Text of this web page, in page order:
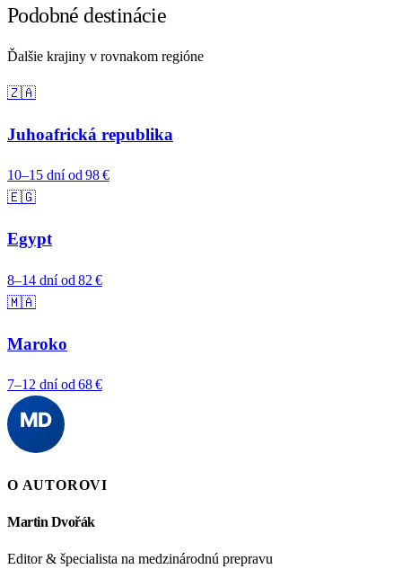
Podobné destinácie
Ďalšie krajiny v rovnakom regióne
🇿🇦
Juhoafrická republika
10–15 dní od 98 €
🇪🇬
Egypt
8–14 dní od 82 €
🇲🇦
Maroko
7–12 dní od 68 €
O AUTOROVI
Martin Dvořák
Editor & špecialista na medzinárodnú prepravu